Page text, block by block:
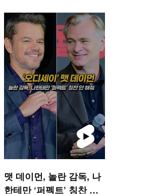
맷 데이먼, 놀란 감독, 나
한테만 ‘퍼펙트’ 칭찬 안